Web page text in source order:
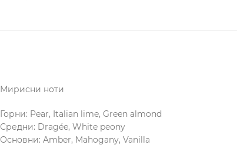
Мирисни ноти
Горни: Pear, Italian lime, Green almond
Средни: Dragée, White peony
Основни: Amber, Mahogany, Vanilla